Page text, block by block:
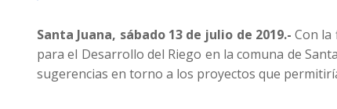
Santa Juana, sábado 13 de julio de 2019.-Con la
para el Desarrollo del Riego en la comuna de
sugerencias en torno a los proyectos que